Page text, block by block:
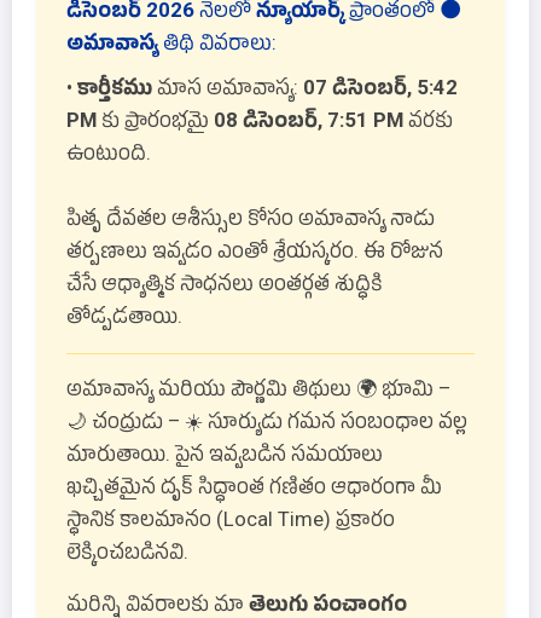
డిసెంబర్ 2026 నెలలో న్యూయార్క్ ప్రాంతంలో 🌑
అమావాస్య తిథి వివరాలు:
• కార్తీకము మాస అమావాస్య: 07 డిసెంబర్, 5:42
PM కు ప్రారంభమై 08 డిసెంబర్, 7:51 PM వరకు
ఉంటుంది.
పితృ దేవతల ఆశీస్సుల కోసం అమావాస్య నాడు
తర్పణాలు ఇవ్వడం ఎంతో శ్రేయస్కరం. ఈ రోజున
చేసే ఆధ్యాత్మిక సాధనలు అంతర్గత శుద్ధికి
తోడ్పడతాయి.
అమావాస్య మరియు పౌర్ణమి తిథులు 🌍 భూమి –
🌙 చంద్రుడు – ☀️ సూర్యుడు గమన సంబంధాల వల్ల
మారుతాయి. పైన ఇవ్వబడిన సమయాలు
ఖచ్చితమైన దృక్ సిద్ధాంత గణితం ఆధారంగా మీ
స్థానిక కాలమానం (Local Time) ప్రకారం
లెక్కించబడినవి.
మరిన్ని వివరాలకు మా తెలుగు పంచాంగం